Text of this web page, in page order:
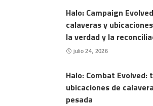
Halo: Campaign
calaveras y
la verdad y la
julio 24, 2026
Halo: Combat Evolved:
ubicaciones de
pesada